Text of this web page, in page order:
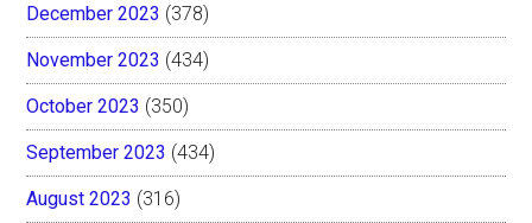
December 2023 (378)
November 2023 (434)
October 2023 (350)
September 2023 (434)
August 2023 (316)